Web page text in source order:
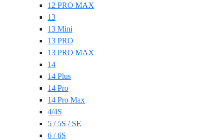
12 PRO MAX
13
13 Mini
13 PRO
13 PRO MAX
14
14 Plus
14 Pro
14 Pro Max
4/4S
5 / 5S / SE
6 / 6S